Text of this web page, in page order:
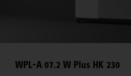
WPL-A 07.2 W Plus HK 230